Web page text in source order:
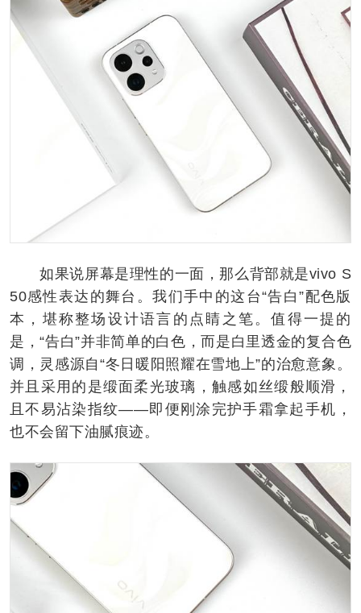
如果说屏幕是理性的一面，那么背部就是vivo S
50感性表达的舞台。我们手中的这台“告白”配色版
本，堪称整场设计语言的点睛之笔。值得一提的
是，“告白”并非简单的白色，而是白里透金的复合色
调，灵感源自“冬日暖阳照耀在雪地上”的治愈意象。
并且采用的是缎面柔光玻璃，触感如丝缎般顺滑，
且不易沾染指纹——即便刚涂完护手霜拿起手机，
也不会留下油腻痕迹。